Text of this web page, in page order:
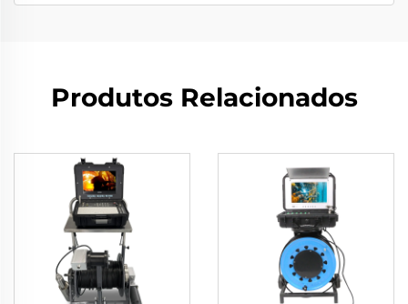
Produtos Relacionados